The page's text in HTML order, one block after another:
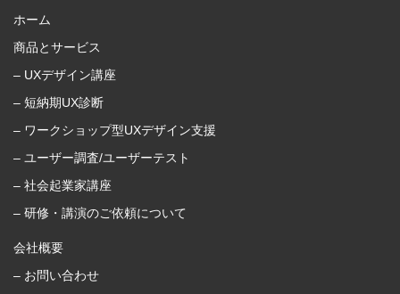
ホーム
商品とサービス
– UXデザイン講座
– 短納期UX診断
– ワークショップ型UXデザイン支援
– ユーザー調査/ユーザーテスト
– 社会起業家講座
– 研修・講演のご依頼について
会社概要
– お問い合わせ